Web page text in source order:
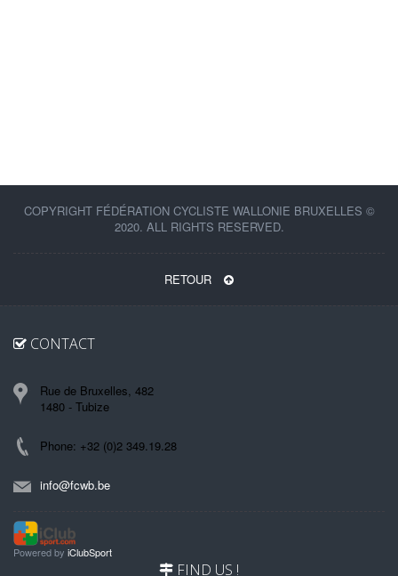
COPYRIGHT FÉDÉRATION CYCLISTE WALLONIE BRUXELLES ©
2020. ALL RIGHTS RESERVED.
RETOUR
CONTACT
Rue de Bruxelles, 482
1480 - Tubize
Phone: +32 (0)2 349.19.28
info@fcwb.be
Powered by iClubSport
FIND US !